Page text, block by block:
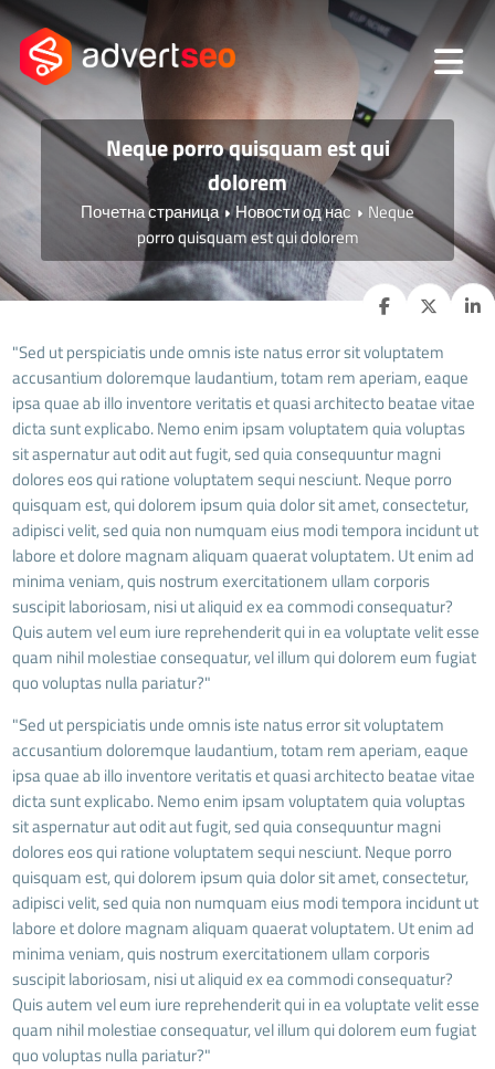
Neque porro quisquam est qui
dolorem
Почетна страница Новости од нас
Neque
porro quisquam est qui dolorem
"Sed ut perspiciatis unde omnis iste natus error sit voluptatem
accusantium doloremque laudantium, totam rem aperiam, eaque
ipsa quae ab illo inventore veritatis et quasi architecto beatae vitae
dicta sunt explicabo. Nemo enim ipsam voluptatem quia voluptas
sit aspernatur aut odit aut fugit, sed quia consequuntur magni
dolores eos qui ratione voluptatem sequi nesciunt. Neque porro
quisquam est, qui dolorem ipsum quia dolor sit amet, consectetur,
adipisci velit, sed quia non numquam eius modi tempora incidunt ut
labore et dolore magnam aliquam quaerat voluptatem. Ut enim ad
minima veniam, quis nostrum exercitationem ullam corporis
suscipit laboriosam, nisi ut aliquid ex ea commodi consequatur?
Quis autem vel eum iure reprehenderit qui in ea voluptate velit esse
quam nihil molestiae consequatur, vel illum qui dolorem eum fugiat
quo voluptas nulla pariatur?"
"Sed ut perspiciatis unde omnis iste natus error sit voluptatem
accusantium doloremque laudantium, totam rem aperiam, eaque
ipsa quae ab illo inventore veritatis et quasi architecto beatae vitae
dicta sunt explicabo. Nemo enim ipsam voluptatem quia voluptas
sit aspernatur aut odit aut fugit, sed quia consequuntur magni
dolores eos qui ratione voluptatem sequi nesciunt. Neque porro
quisquam est, qui dolorem ipsum quia dolor sit amet, consectetur,
adipisci velit, sed quia non numquam eius modi tempora incidunt ut
labore et dolore magnam aliquam quaerat voluptatem. Ut enim ad
minima veniam, quis nostrum exercitationem ullam corporis
suscipit laboriosam, nisi ut aliquid ex ea commodi consequatur?
Quis autem vel eum iure reprehenderit qui in ea voluptate velit esse
quam nihil molestiae consequatur, vel illum qui dolorem eum fugiat
quo voluptas nulla pariatur?"